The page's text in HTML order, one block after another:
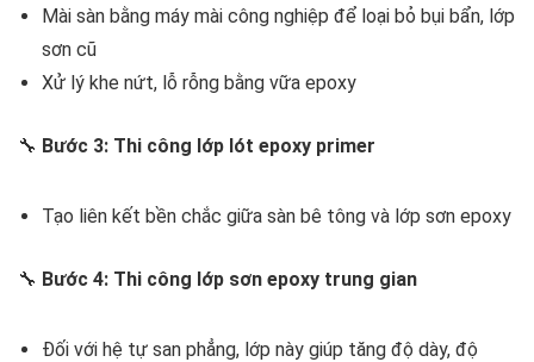
Mài sàn bằng máy mài công nghiệp để loại bỏ bụi bẩn, lớp
sơn cũ
Xử lý khe nứt, lỗ rỗng bằng vữa epoxy
🔧 Bước 3: Thi công lớp lót epoxy primer
Tạo liên kết bền chắc giữa sàn bê tông và lớp sơn epoxy
🔧 Bước 4: Thi công lớp sơn epoxy trung gian
Đối với hệ tự san phẳng, lớp này giúp tăng độ dày, độ